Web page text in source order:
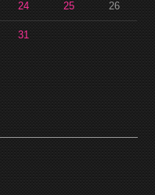
24 25 26
31